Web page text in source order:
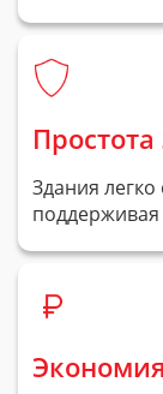
Здания